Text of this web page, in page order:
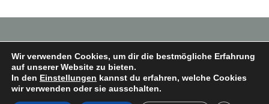
Copyright © 2026 Heimatverein
Wir verwenden Cookies, um dir die bestmögliche Erfahrung
auf unserer Website zu bieten.
In den Einstellungen kannst du erfahren, welche Cookies
wir verwenden oder sie ausschalten.